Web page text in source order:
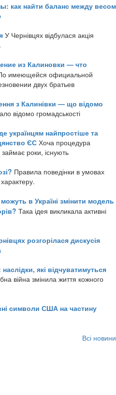
как найти баланс между весом
У Чернівцях відбулася акція
из Калиновки — что
имеющейся официальной
двух братьев
з Калинівки — що відомо
відомо громадськості
українцям найпростіше та
ЄС Хоча процедура
роки, існують
Правила поведінки в умовах
в Україні змінити модель
Така ідея викликала активні
розгорілася дискусія
наслідки, які відчуватимуться
війна змінила життя кожного
символи США на частину
Всі новини